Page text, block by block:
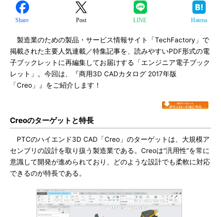
Share Post LINE Hatena
製造業のための製品・サービス情報サイト「TechFactory」で
掲載された主要人気連載／特集記事を、読みやすいPDF形式の電
子ブックレットに再編集してお届けする「エンジニア電子ブック
レット」。今回は、『商用3D CADカタログ 2017年版
「Creo」』をご紹介します！
Creoのターゲットと特長
PTCのハイエンド3D CAD「Creo」のターゲットは、大規模ア
センブリの設計を取り扱う製造業である。Creoは“汎用性”を常に
意識して開発が進められており、どのような設計でも柔軟に対応
できるのが特長である。